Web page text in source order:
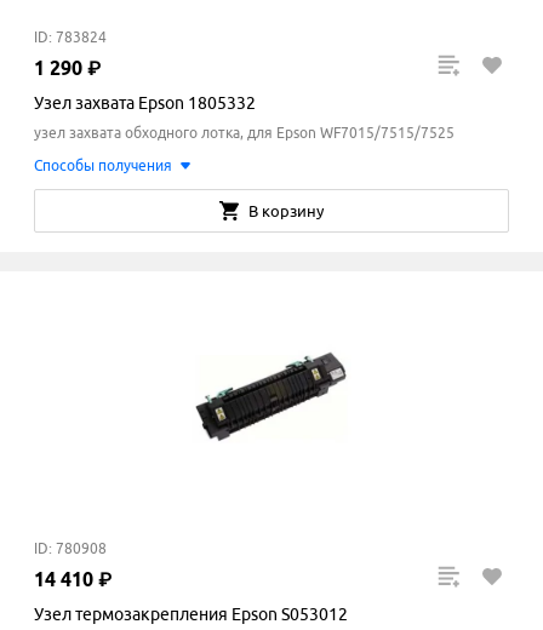
ID: 783824
1 290 ₽
Узел захвата Epson 1805332
узел захвата обходного лотка, для Epson WF7015/7515/7525
Способы получения
В корзину
ID: 780908
14 410 ₽
Узел термозакрепления Epson S053012